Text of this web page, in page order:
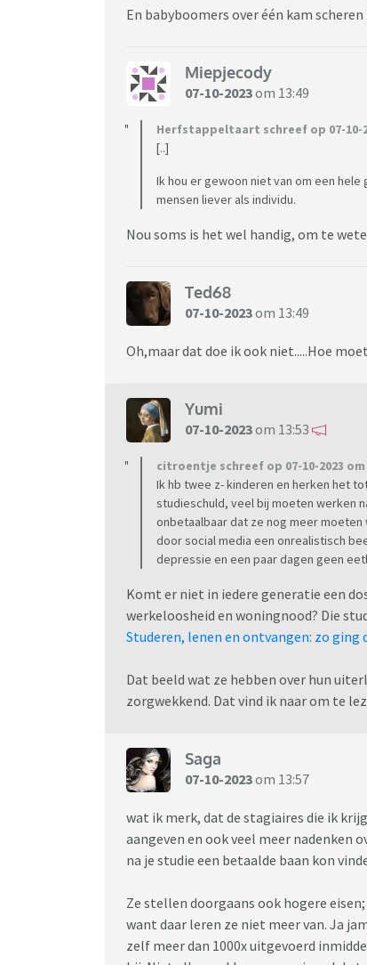
En babyboomers over één kam
Miepjecody
07-10-2023om 13:49
Herfstappeltaart schreef op 07-10-
[..]
Ik hou er gewoon niet van om een
mensen liever als individu.
Nou soms is het wel handig, om te
Ted68
07-10-2023om 13:49
Oh,maar dat doe ik ook niet.....Hoe
Yumi
07-10-2023om 13:53
citroentje schreef op 07-10-2023 om
Ik hb twee z- kinderen en herken het
studieschuld, veel bij moeten werken
onbetaalbaar dat ze nog meer moeten
door social media een onrealistisch
depressie en een paar dagen geen
Komt er niet in iedere generatie een
werkeloosheid en woningnood? Die
Studeren, lenen en ontvangen: zo ging
Dat beeld wat ze hebben over hun
zorgwekkend. Dat vind ik naar om te
Saga
07-10-2023om 13:57
wat ik merk, dat de stagiaires die ik
aangeven en ook veel meer nadenken
na je studie een betaalde baan kon
Ze stellen doorgaans ook hogere
want daar leren ze niet meer van. Ja
zelf meer dan 1000x uitgevoerd